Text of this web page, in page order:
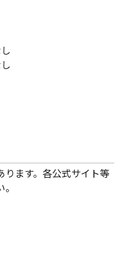
ます。各公式サイト等